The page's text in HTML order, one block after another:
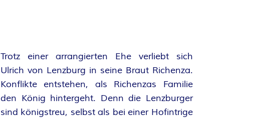
Trotz einer arrangierten Ehe verliebt sich
Ulrich von Lenzburg in seine Braut Richenza.
Konflikte entstehen, als Richenzas Familie
den König hintergeht. Denn die Lenzburger
sind königstreu, selbst als bei einer Hofintrige